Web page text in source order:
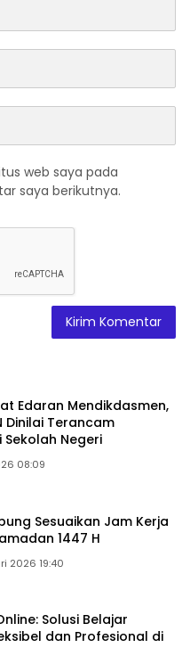
web saya pada
saya berikutnya.
Edaran Mendikdasmen,
Dinilai Terancam
Negeri
08:09
Sesuaikan Jam Kerja
1447 H
2026 19:40
Solusi Belajar
dan Profesional di